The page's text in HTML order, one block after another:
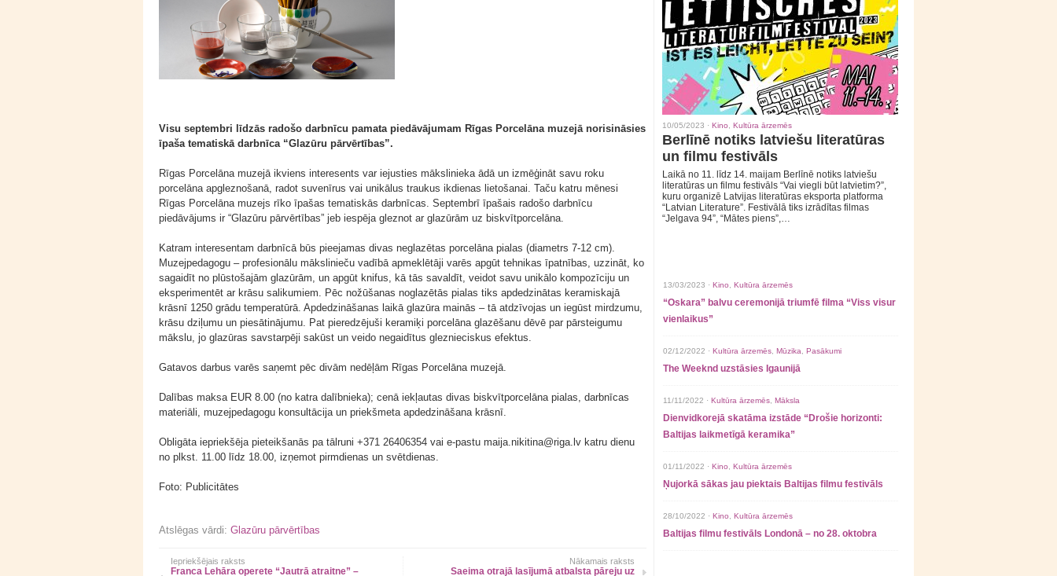
Visu septembri līdzās radošo darbnīcu pamata piedāvājumam Rīgas Porcelāna muzejā norisināsies
īpaša tematiskā darbnīca “Glazūru pārvērtības”.
Rīgas Porcelāna muzejā ikviens interesents var iejusties mākslinieka ādā un izmēģināt savu roku
porcelāna apgleznošanā, radot suvenīrus vai unikālus traukus ikdienas lietošanai. Taču katru mēnesi
Rīgas Porcelāna muzejs rīko īpašas tematiskās darbnīcas. Septembrī īpašais radošo darbnīcu
piedāvājums ir “Glazūru pārvērtības” jeb iespēja gleznot ar glazūrām uz biskvītporcelāna.
Katram interesentam darbnīcā būs pieejamas divas neglazētas porcelāna pialas (diametrs 7-12 cm).
Muzejpedagogu – profesionālu mākslinieču vadībā apmeklētāji varēs apgūt tehnikas īpatnības, uzzināt, ko
sagaidīt no plūstošajām glazūrām, un apgūt knifus, kā tās savaldīt, veidot savu unikālo kompozīciju un
eksperimentēt ar krāsu salikumiem. Pēc nožūšanas noglazētās pialas tiks apdedzinātas keramiskajā
krāsnī 1250 grādu temperatūrā. Apdedzināšanas laikā glazūra mainās – tā atdzīvojas un iegūst mirdzumu,
krāsu dziļumu un piesātinājumu. Pat pieredzējuši keramiķi porcelāna glazēšanu dēvē par pārsteigumu
mākslu, jo glazūras savstarpēji sakūst un veido negaidītus gleznieciskus efektus.
Gatavos darbus varēs saņemt pēc divām nedēļām Rīgas Porcelāna muzejā.
Dalības maksa EUR 8.00 (no katra dalībnieka); cenā iekļautas divas biskvītporcelāna pialas, darbnīcas
materiāli, muzejpedagogu konsultācija un priekšmeta apdedzināšana krāsnī.
Obligāta iepriekšēja pieteikšanās pa tālruni +371 26406354 vai e-pastu maija.nikitina@riga.lv katru dienu
no plkst. 11.00 līdz 18.00, izņemot pirmdienas un svētdienas.
Foto: Publicitātes
Atslēgas vārdi: Glazūru pārvērtības
Iepriekšējais raksts
Franca Lehāra operete “Jautrā atraitne” –
Nākamais raksts
Saeima otrajā lasījumā atbalsta pāreju uz
10/05/2023 · Kino Kultūra ārzemēs
Berlīnē notiks latviešu literatūras
un filmu festivāls
Laikā no 11. līdz 14. maijam Berlīnē notiks latviešu
literatūras un filmu festivāls “Vai viegli būt latvietim?”,
kuru organizē Latvijas literatūras eksporta platforma
“Latvian Literature”. Festivālā tiks izrādītas filmas
“Jelgava 94”, “Mātes piens”,…
13/03/2023 · Kino Kultūra ārzemēs
“Oskara” balvu ceremonijā triumfē filma “Viss visur
vienlaikus”
02/12/2022 · Kultūra ārzemēs Mūzika Pasākumi
The Weeknd uzstāsies Igaunijā
11/11/2022 · Kultūra ārzemēs Māksla
Dienvidkorejā skatāma izstāde “Drošie horizonti:
Baltijas laikmetīgā keramika”
01/11/2022 · Kino Kultūra ārzemēs
Ņujorkā sākas jau piektais Baltijas filmu festivāls
28/10/2022 · Kino Kultūra ārzemēs
Baltijas filmu festivāls Londonā – no 28. oktobra